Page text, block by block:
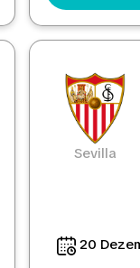
Sevilla
20